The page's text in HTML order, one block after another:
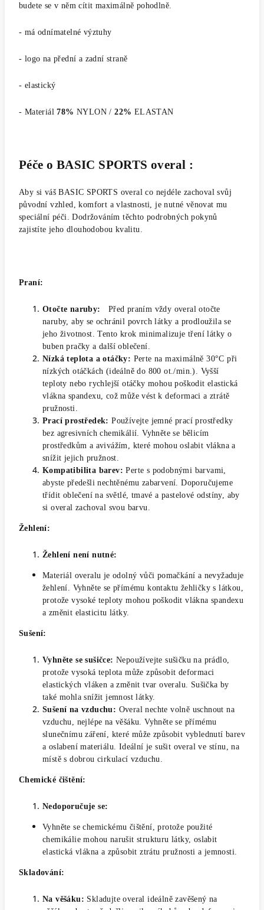
budete se v něm cítit maximálně pohodlně.
- má odnímatelné výztuhy
- logo na přední a zadní straně
- elastický
- Materiál78% NYLON /22% ELASTAN
Péče o BASIC SPORTS overal :
Aby si váš BASIC SPORTS overal co nejdéle zachoval svůj
původní vzhled, komfort a vlastnosti, je nutné věnovat mu
speciální péči. Dodržováním těchto podrobných pokynů
zajistíte jeho dlouhodobou kvalitu.
Praní:
Otočte naruby: Před praním vždy overal otočte
naruby, aby se ochránil povrch látky a prodloužila se
jeho životnost. Tento krok minimalizuje tření látky o
buben pračky a další oblečení.
Nízká teplota a otáčky: Perte na maximálně 30°C při
nízkých otáčkách (ideálně do 800 ot./min.). Vyšší
teploty nebo rychlejší otáčky mohou poškodit elastická
vlákna spandexu, což může vést k deformaci a ztrátě
pružnosti.
Prací prostředek: Používejte jemné prací prostředky
bez agresivních chemikálií. Vyhněte se bělicím
prostředkům a avivážím, které mohou oslabit vlákna a
snížit jejich pružnost.
Kompatibilita barev: Perte s podobnými barvami,
abyste předešli nechtěnému zabarvení. Doporučujeme
třídit oblečení na světlé, tmavé a pastelové odstíny, aby
si overal zachoval svou barvu.
Žehlení:
Žehlení není nutné:
Materiál overalu je odolný vůči pomačkání a nevyžaduje
žehlení. Vyhněte se přímému kontaktu žehličky s látkou,
protože vysoké teploty mohou poškodit vlákna spandexu
a změnit elasticitu látky.
Sušení:
Vyhněte se sušičce: Nepoužívejte sušičku na prádlo,
protože vysoká teplota může způsobit deformaci
elastických vláken a změnit tvar overalu. Sušička by
také mohla snížit jemnost látky.
Sušení na vzduchu: Overal nechte volně uschnout na
vzduchu, nejlépe na věšáku. Vyhněte se přímému
slunečnímu záření, které může způsobit vyblednutí barev
a oslabení materiálu. Ideální je sušit overal ve stínu, na
místě s dobrou cirkulací vzduchu.
Chemické čištění:
Nedoporučuje se:
Vyhněte se chemickému čištění, protože použité
chemikálie mohou narušit strukturu látky, oslabit
elastická vlákna a způsobit ztrátu pružnosti a jemnosti.
Skladování:
Na věšáku: Skladujte overal ideálně zavěšený na